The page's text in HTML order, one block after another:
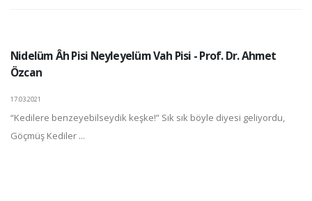
Nidelüm Âh Pisi Neyleyelüm Vah Pisi - Prof. Dr. Ahmet
Özcan
17.03.2021
“Kedilere benzeyebilseydik keşke!” Sık sık böyle diyesi geliyordu,
Göçmüş Kediler ...